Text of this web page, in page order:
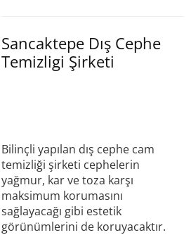
Sancaktepe Dış Cephe
Temizligi Şirketi
Bilinçli yapılan dış cephe cam
temizliği şirketi cephelerin
yağmur, kar ve toza karşı
maksimum korumasını
sağlayacağı gibi estetik
görünümlerini de koruyacaktır.